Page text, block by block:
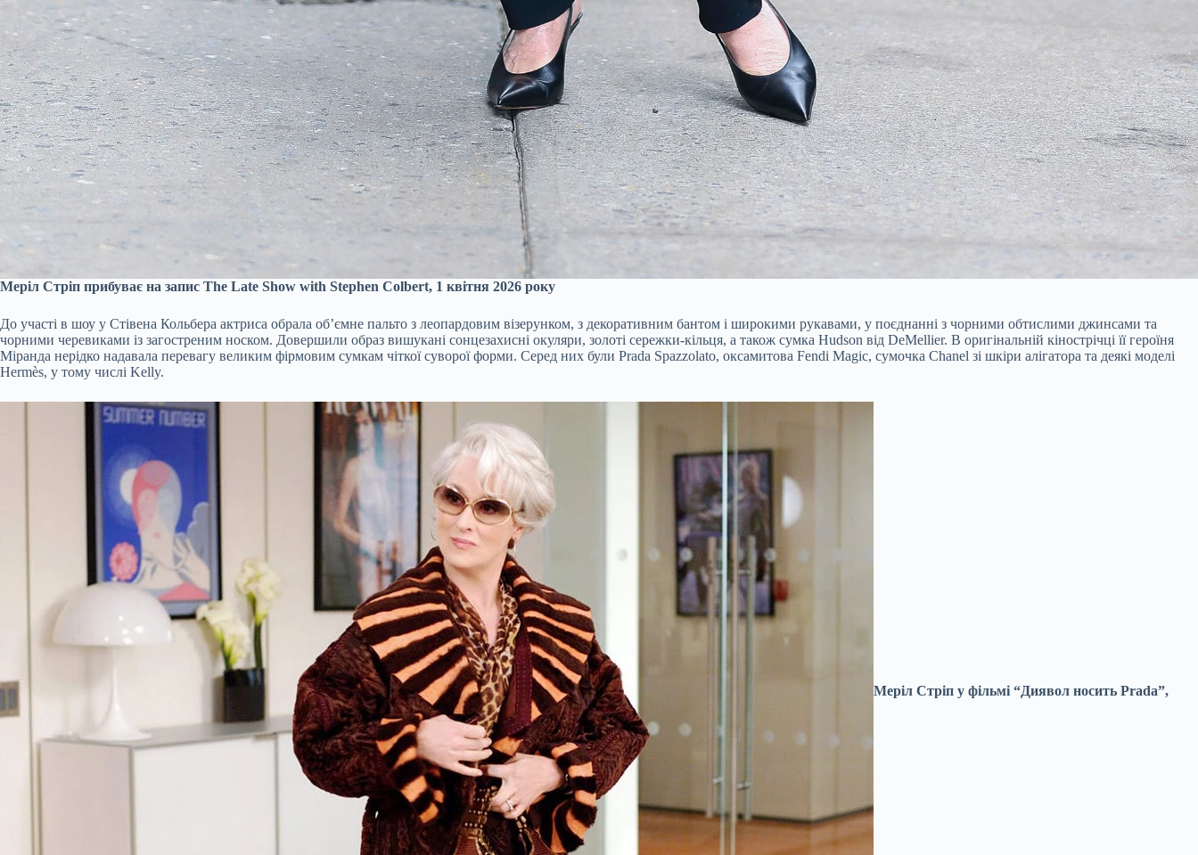
Меріл Стріп прибуває на запис The Late Show with Stephen Colbert, 1 квітня 2026 року
До участі в шоу у Стівена Кольбера актриса обрала об’ємне пальто з леопардовим візерунком, з декоративним бантом і широкими рукавами, у поєднанні з чорними обтислими джинсами та
чорними черевиками із загостреним носком. Довершили образ вишукані сонцезахисні окуляри, золоті сережки-кільця, а також сумка Hudson від DeMellier. В оригінальній кінострічці її героїня
Міранда нерідко надавала перевагу великим фірмовим сумкам чіткої суворої форми. Серед них були Prada Spazzolato, оксамитова Fendi Magic, сумочка Chanel зі шкіри алігатора та деякі моделі
Hermès, у тому числі Kelly.
Меріл Стріп у фільмі “Диявол носить Prada”,